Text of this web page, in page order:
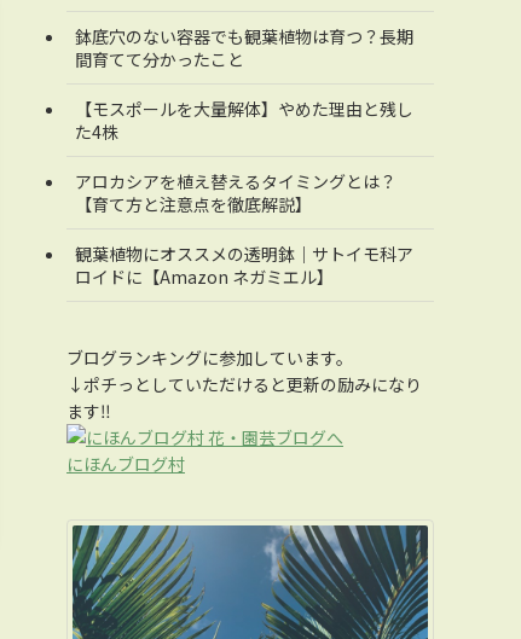
鉢底穴のない容器でも観葉植物は育つ？長期
間育てて分かったこと
【モスポールを大量解体】やめた理由と残し
た4株
アロカシアを植え替えるタイミングとは？
【育て方と注意点を徹底解説】
観葉植物にオススメの透明鉢｜サトイモ科ア
ロイドに【Amazon ネガミエル】
ブログランキングに参加しています。
↓ポチっとしていただけると更新の励みになり
ます‼
にほんブログ村